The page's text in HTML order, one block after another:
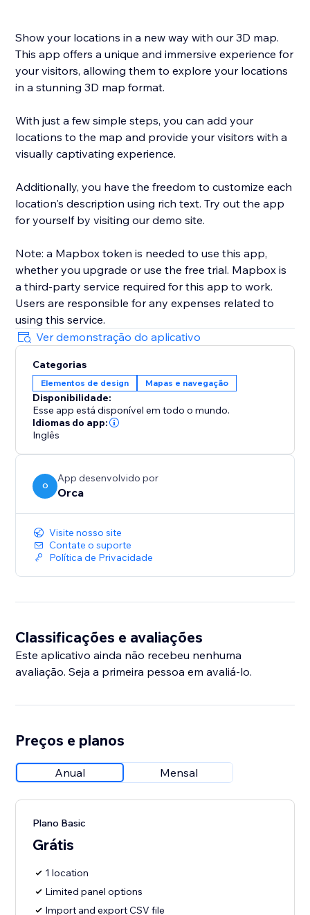
Show your locations in a new way with our 3D map.
This app offers a unique and immersive experience for
your visitors, allowing them to explore your locations
in a stunning 3D map format.
With just a few simple steps, you can add your
locations to the map and provide your visitors with a
visually captivating experience.
Additionally, you have the freedom to customize each
location's description using rich text. Try out the app
for yourself by visiting our demo site.
Note: a Mapbox token is needed to use this app,
whether you upgrade or use the free trial. Mapbox is
a third-party service required for this app to work.
Users are responsible for any expenses related to
using this service.
Ver demonstração do aplicativo
Categorias
Elementos de design Mapas e navegação
Disponibilidade:
Esse app está disponível em todo o mundo.
Idiomas do app:
Inglês
O
App desenvolvido por
Orca
Visite nosso site
Contate o suporte
Política de Privacidade
Classificações e avaliações
Este aplicativo ainda não recebeu nenhuma
avaliação. Seja a primeira pessoa em avaliá-lo.
Preços e planos
Anual Mensal
Plano Basic
Grátis
1 location
Limited panel options
Import and export CSV file